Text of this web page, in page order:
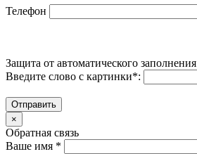
Телефон
Защита от автоматического заполнения
Введите слово с картинки*:
Отправить
×
Обратная связь
Ваше имя *